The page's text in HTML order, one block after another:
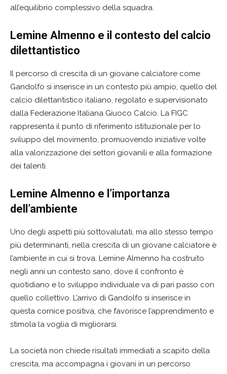
all’equilibrio complessivo della squadra.
Lemine Almenno e il contesto del calcio
dilettantistico
Il percorso di crescita di un giovane calciatore come
Gandolfo si inserisce in un contesto più ampio, quello del
calcio dilettantistico italiano, regolato e supervisionato
dalla Federazione Italiana Giuoco Calcio. La FIGC
rappresenta il punto di riferimento istituzionale per lo
sviluppo del movimento, promuovendo iniziative volte
alla valorizzazione dei settori giovanili e alla formazione
dei talenti.
Lemine Almenno e l’importanza
dell’ambiente
Uno degli aspetti più sottovalutati, ma allo stesso tempo
più determinanti, nella crescita di un giovane calciatore è
l’ambiente in cui si trova. Lemine Almenno ha costruito
negli anni un contesto sano, dove il confronto è
quotidiano e lo sviluppo individuale va di pari passo con
quello collettivo. L’arrivo di Gandolfo si inserisce in
questa cornice positiva, che favorisce l’apprendimento e
stimola la voglia di migliorarsi.
La società non chiede risultati immediati a scapito della
crescita, ma accompagna i giovani in un percorso